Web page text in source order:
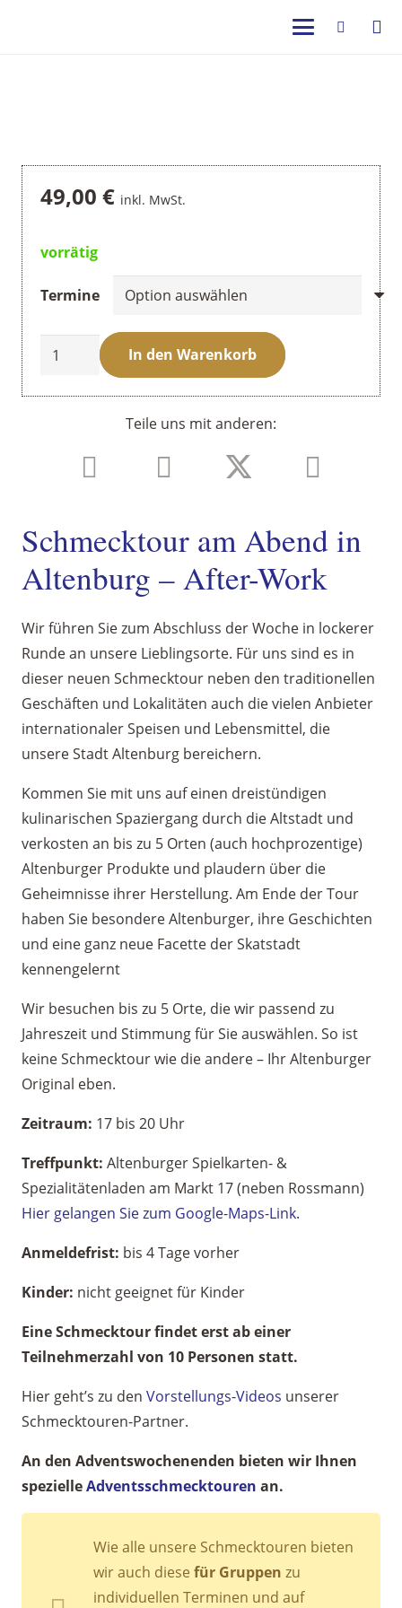
49,00 € inkl. MwSt.
vorrätig
Termine
Schmecktour
Abend
Menge
In den Warenkorb
Teile uns mit anderen:
Schmecktour am Abend in
Altenburg – After-Work
Wir führen Sie zum Abschluss der Woche in lockerer
Runde an unsere Lieblingsorte. Für uns sind es in
dieser neuen Schmecktour neben den traditionellen
Geschäften und Lokalitäten auch die vielen Anbieter
internationaler Speisen und Lebensmittel, die
unsere Stadt Altenburg bereichern.
Kommen Sie mit uns auf einen dreistündigen
kulinarischen Spaziergang durch die Altstadt und
verkosten an bis zu 5 Orten (auch hochprozentige)
Altenburger Produkte und plaudern über die
Geheimnisse ihrer Herstellung. Am Ende der Tour
haben Sie besondere Altenburger, ihre Geschichten
und eine ganz neue Facette der Skatstadt
kennengelernt
Wir besuchen bis zu 5 Orte, die wir passend zu
Jahreszeit und Stimmung für Sie auswählen. So ist
keine Schmecktour wie die andere – Ihr Altenburger
Original eben.
Zeitraum: 17 bis 20 Uhr
Treffpunkt: Altenburger Spielkarten- &
Spezialitätenladen am Markt 17 (neben Rossmann)
Hier gelangen Sie zum Google-Maps-Link.
Anmeldefrist: bis 4 Tage vorher
Kinder: nicht geeignet für Kinder
Eine Schmecktour findet erst ab einer
Teilnehmerzahl von 10 Personen statt.
Hier geht’s zu den Vorstellungs-Videos unserer
Schmecktouren-Partner.
An den Adventswochenenden bieten wir Ihnen
spezielleAdventsschmecktouren an.
Wie alle unsere Schmecktouren bieten
wir auch diese für Gruppen zu
individuellen Terminen und auf